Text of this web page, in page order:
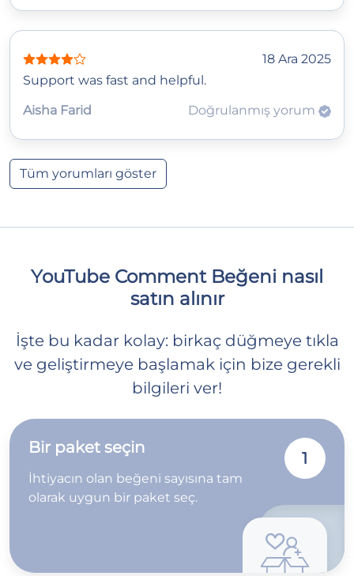
18 Ara 2025
Support was fast and helpful.
Aisha Farid
Doğrulanmış yorum
Tüm yorumları göster
YouTube Comment Beğeni nasıl
satın alınır
İşte bu kadar kolay: birkaç düğmeye tıkla
ve geliştirmeye başlamak için bize gerekli
bilgileri ver!
Bir paket seçin
İhtiyacın olan beğeni sayısına tam
olarak uygun bir paket seç.
1